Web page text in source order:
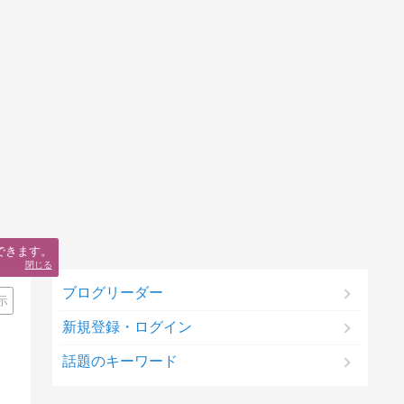
ブログリーダー
新規登録・ログイン
話題のキーワード
ます。
閉じる